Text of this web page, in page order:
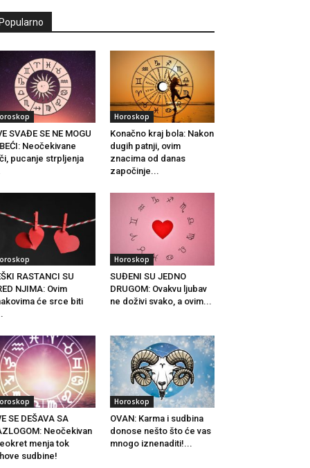
Popularno
SVAĐE SE NE MOGU
Neočekivane
pucanje strpljenja
Horoskop
Konačno kraj bola: Nakon
dugih patnji, ovim
znacima od danas
započinje...
RASTANCI SU
NJIMA: Ovim
će srce biti
Horoskop
SUĐENI SU JEDNO
DRUGOM: Ovakvu ljubav
ne doživi svako, a ovim...
SE DEŠAVA SA
Neočekivan
menja tok
sudbine!
Horoskop
OVAN: Karma i sudbina
donose nešto što će vas
mnogo iznenaditi!...